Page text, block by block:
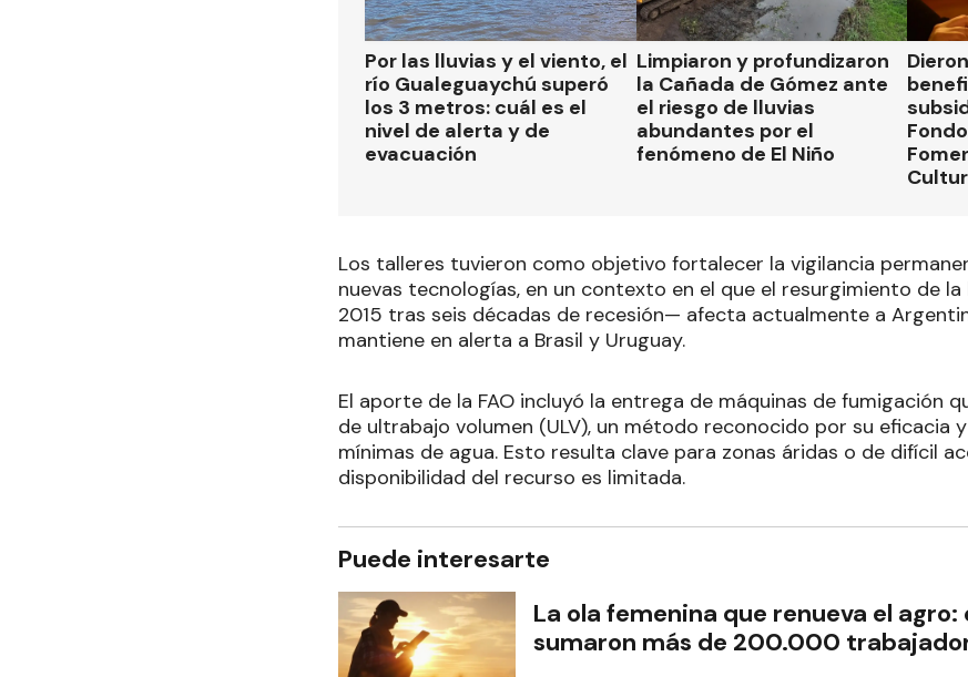
Por las lluvias y el viento, el
río Gualeguaychú superó
los 3 metros: cuál es el
nivel de alerta y de
evacuación
Limpiaron y profundizaron
la Cañada de Gómez ante
el riesgo de lluvias
abundantes por el
fenómeno de El Niño
Los talleres tuvieron como objetivo fortalecer la vigilancia
nuevas tecnologías, en un contexto en el que el resurgimiento de
2015 tras seis décadas de recesión— afecta actualmente a
mantiene en alerta a Brasil y Uruguay.
El aporte de la FAO incluyó la entrega de máquinas de fumigación
de ultrabajo volumen (ULV), un método reconocido por su eficacia
mínimas de agua. Esto resulta clave para zonas áridas o de difícil
disponibilidad del recurso es limitada.
Puede interesarte
La ola femenina que renueva el agro:
sumaron más de 200.000